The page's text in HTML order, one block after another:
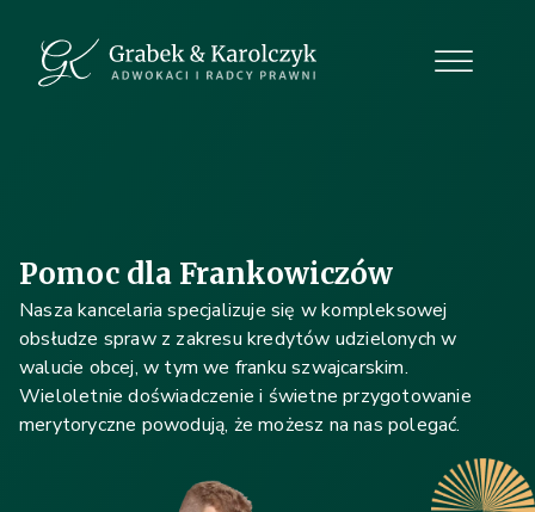
Pomoc dla Frankowiczów
Nasza kancelaria specjalizuje się w kompleksowej
obsłudze spraw z zakresu kredytów udzielonych w
walucie obcej, w tym we franku szwajcarskim.
Wieloletnie doświadczenie i świetne przygotowanie
merytoryczne powodują, że możesz na nas polegać.